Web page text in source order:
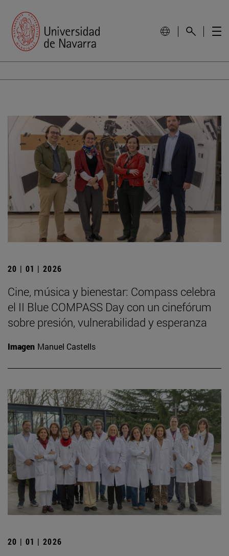
20 | 01 | 2026
Cine, música y bienestar: Compass celebra
el II Blue COMPASS Day con un cinefórum
sobre presión, vulnerabilidad y esperanza
Imagen Manuel Castells
20 | 01 | 2026